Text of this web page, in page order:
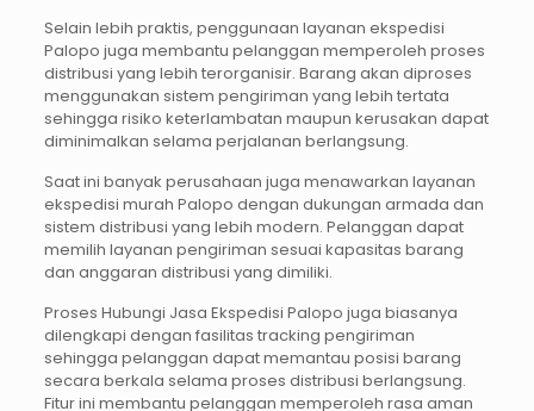
Selain lebih praktis, penggunaan layanan ekspedisi
Palopo juga membantu pelanggan memperoleh proses
distribusi yang lebih terorganisir. Barang akan diproses
menggunakan sistem pengiriman yang lebih tertata
sehingga risiko keterlambatan maupun kerusakan dapat
diminimalkan selama perjalanan berlangsung.
Saat ini banyak perusahaan juga menawarkan layanan
ekspedisi murah Palopo dengan dukungan armada dan
sistem distribusi yang lebih modern. Pelanggan dapat
memilih layanan pengiriman sesuai kapasitas barang
dan anggaran distribusi yang dimiliki.
Proses Hubungi Jasa Ekspedisi Palopo juga biasanya
dilengkapi dengan fasilitas tracking pengiriman
sehingga pelanggan dapat memantau posisi barang
secara berkala selama proses distribusi berlangsung.
Fitur ini membantu pelanggan memperoleh rasa aman